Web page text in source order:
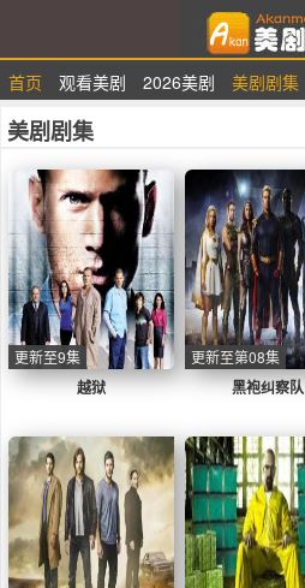
首页 观看美剧 2026美剧 美剧剧集
美剧剧集
越狱
更新至9集
黑袍纠察队
更新至第08集